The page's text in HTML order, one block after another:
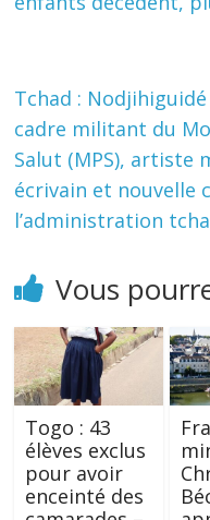
Tchad :
cadre militant du
Salut (MPS), artiste
écrivain et nouvelle
l’administration
Vous
Togo : 43
élèves exclus
pour avoir
enceinté des